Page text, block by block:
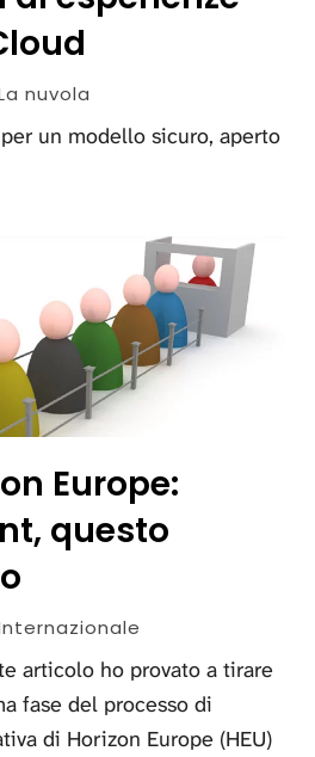
nuvola
un modello sicuro, aperto
Europe:
questo
articolo ho provato a tirare
fase del processo di
di Horizon Europe (HEU)